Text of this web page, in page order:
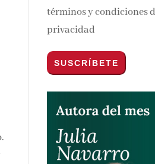
términos y condiciones de
privacidad